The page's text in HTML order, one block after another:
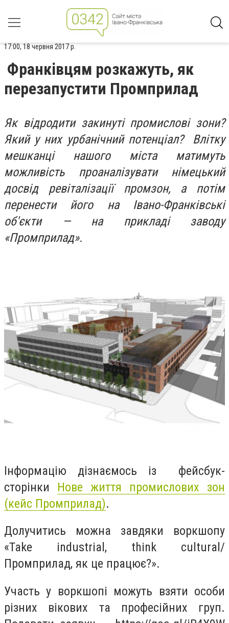
17:00, 18 червня 2017 р.
Франківцям розкажуть, як
перезапустити Промприлад
Як відродити закинуті промислові зони?
Який у них урбанічний потенціал? Влітку
мешканці нашого міста матимуть
можливість проаналізувати німецький
досвід ревіталізації промзон, а потім
перенести його на Івано-Франківські
об'єкти — на прикладі заводу
«Промприлад».
Інформацію дізнаємось із фейсбук-
сторінки Нове життя промислових зон
(кейс Промприлад).
Долучитись можна завдяки воркшопу
«Take industrial, think cultural/
Промприлад, як це працює?».
Участь у воркшопі можуть взяти особи
різних вікових та професійних груп.